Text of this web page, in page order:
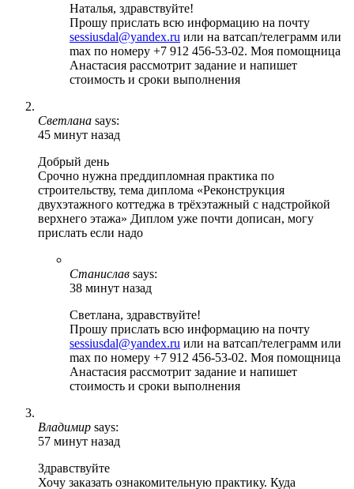
Наталья, здравствуйте!
Прошу прислать всю информацию на почту
sessiusdal@yandex.ru или на ватсап/телеграмм или
max по номеру +7 912 456-53-02. Моя помощница
Анастасия рассмотрит задание и напишет
стоимость и сроки выполнения
Светлана says:
45 минут назад
Добрый день
Срочно нужна преддипломная практика по
строительству, тема диплома «Реконструкция
двухэтажного коттеджа в трёхэтажный с надстройкой
верхнего этажа» Диплом уже почти дописан, могу
прислать если надо
Станислав says:
38 минут назад
Светлана, здравствуйте!
Прошу прислать всю информацию на почту
sessiusdal@yandex.ru или на ватсап/телеграмм или
max по номеру +7 912 456-53-02. Моя помощница
Анастасия рассмотрит задание и напишет
стоимость и сроки выполнения
Владимир says:
57 минут назад
Здравствуйте
Хочу заказать ознакомительную практику. Куда